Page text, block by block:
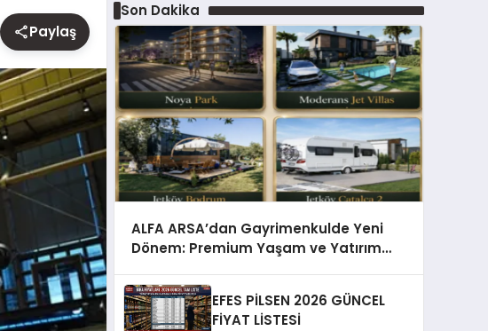
Paylaş
Son Dakika
ALFA ARSA’dan Gayrimenkulde Yeni
Dönem: Premium Yaşam ve Yatırım
EFES PİLSEN 2026 GÜNCEL
FİYAT LİSTESİ